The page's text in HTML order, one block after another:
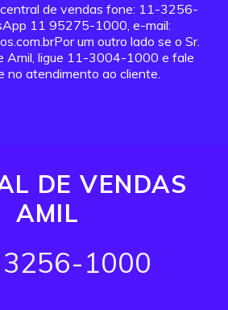
de vendas fone: 11-3256-
11 95275-1000, e-mail:
um outro lado se o Sr.
Amil, ligue 11-3004-1000 e fale
no atendimento ao cliente.
DE VENDAS
AMIL
3256-1000